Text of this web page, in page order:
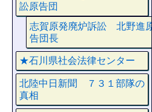
訟原告団
志賀原発廃炉訴訟 北野進原
告団長
★石川県社会法律センター
北陸中日新聞 ７３１部隊の
真相